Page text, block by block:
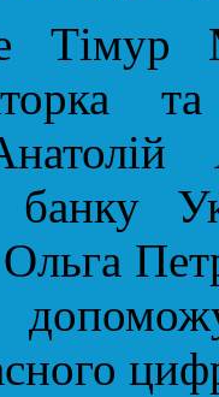
Тімур
та
банку